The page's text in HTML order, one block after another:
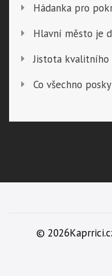
Hádanka pro
Hlavní město je
Jistota kvalitního
Co všechno
©